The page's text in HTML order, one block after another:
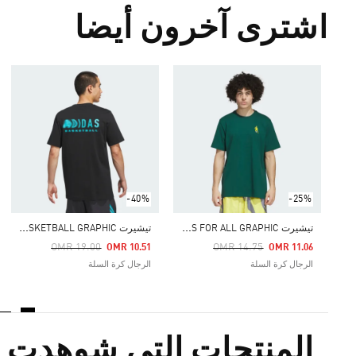
اشترى آخرون أيضا
-25%
ت
يشيرت HOOPS FOR ALL GRAPHIC
Price Reduced From
OMR 14.75
To OMR 11.06
الرجال كرة السلة
-40%
ت
يشيرت ADIDAS BASKETBALL GRAPHIC
Price Reduced From
OMR 19.00
To OMR 10.51
الرجال كرة السلة